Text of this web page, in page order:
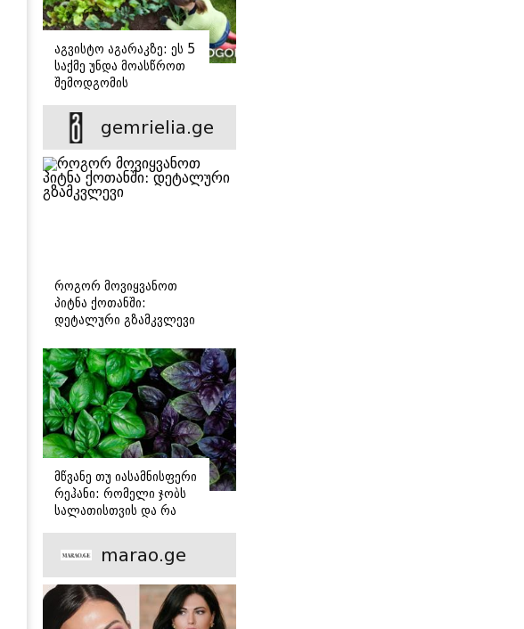
აგვისტო აგარაკზე: ეს 5
საქმე უნდა მოასწროთ
შემოდგომის
gemrielia.ge
როგორ მოვიყვანოთ
პიტნა ქოთანში:
დეტალური გზამკვლევი
მწვანე თუ იასამნისფერი
რეჰანი: რომელი ჯობს
სალათისთვის და რა
marao.ge